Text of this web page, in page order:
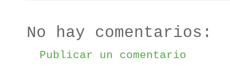
No hay comentarios:
Publicar un comentario